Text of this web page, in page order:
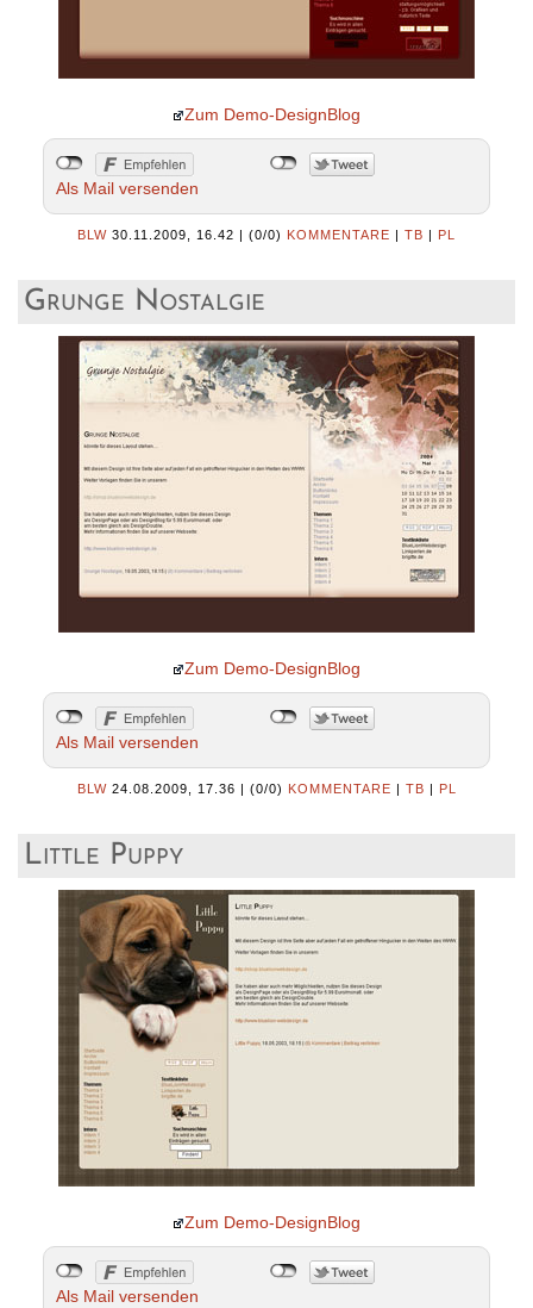
Zum Demo-DesignBlog
Als Mail versenden
BLW 30.11.2009, 16.42 | (0/0) KOMMENTARE | TB | PL
Grunge Nostalgie
Zum Demo-DesignBlog
Als Mail versenden
BLW 24.08.2009, 17.36 | (0/0) KOMMENTARE | TB | PL
Little Puppy
Zum Demo-DesignBlog
Als Mail versenden